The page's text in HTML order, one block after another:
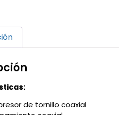
de tornillo coaxial